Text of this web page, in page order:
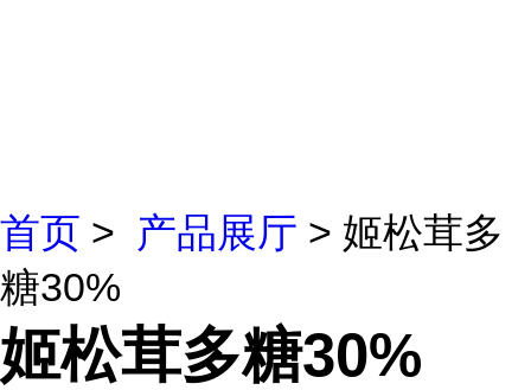
首页 > 产品展厅 > 姬松茸多
糖30%
姬松茸多糖30%